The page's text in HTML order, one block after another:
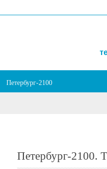
Петербург-2100
Петербург-2100.